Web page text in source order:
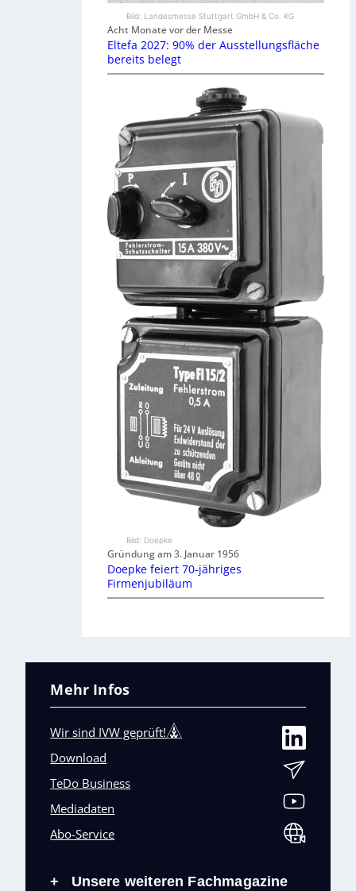
Bild: Landesmesse Stuttgart GmbH & Co. KG
Acht Monate vor der Messe
Eltefa 2027: 90% der Ausstellungsfläche
bereits belegt
Bild: Doepke
Gründung am 3. Januar 1956
Doepke feiert 70-jähriges
Firmenjubiläum
Mehr Infos
Wir sind IVW geprüft!
Download
TeDo Business
Mediadaten
Abo-Service
+ Unsere weiteren Fachmagazine